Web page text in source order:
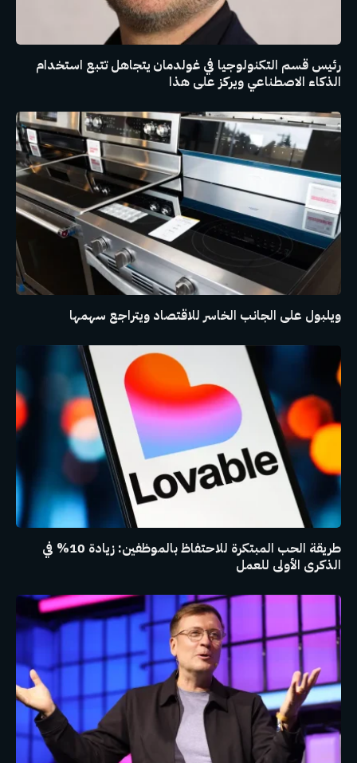
رئيس قسم التكنولوجيا في غولدمان يتجاهل تتبع استخدام
الذكاء الاصطناعي ويركز على هذا
ويلبول على الجانب الخاسر للاقتصاد ويتراجع سهمها
طريقة الحب المبتكرة للاحتفاظ بالموظفين: زيادة 10% في
الذكرى الأولى للعمل